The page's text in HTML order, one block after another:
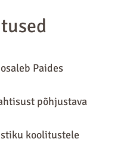
Paides
põhjustava
koolitustele